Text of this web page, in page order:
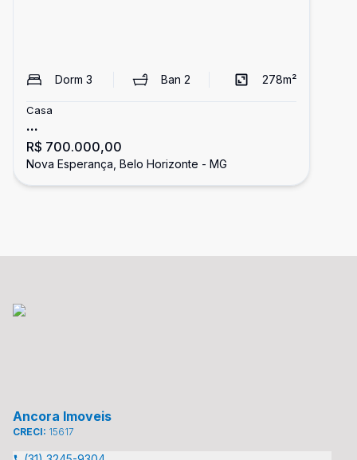
Dorm 3 Ban2 278m²
Casa
...
R$ 700.000,00
Nova Esperança, Belo Horizonte - MG
Ancora Imoveis
CRECI: 15617